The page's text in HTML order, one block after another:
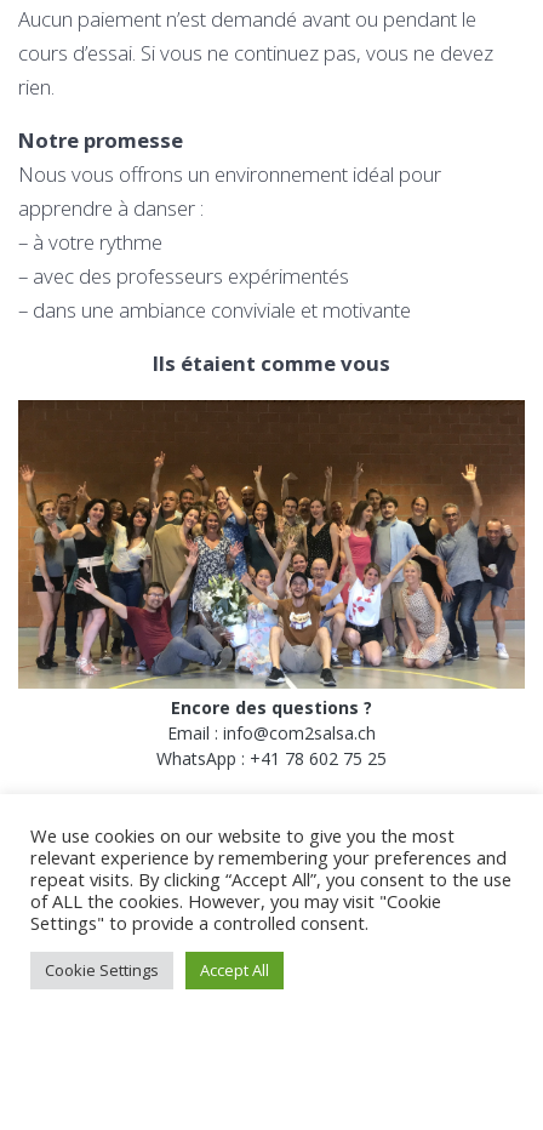
Aucun paiement n’est demandé avant ou pendant le
cours d’essai. Si vous ne continuez pas, vous ne devez
rien.
Notre promesse
Nous vous offrons un environnement idéal pour
apprendre à danser :
– à votre rythme
– avec des professeurs expérimentés
– dans une ambiance conviviale et motivante
Ils étaient comme vous
Encore des questions ?
Email : info@com2salsa.ch
WhatsApp : +41 78 602 75 25
We use cookies on our website to give you the most
relevant experience by remembering your preferences and
repeat visits. By clicking “Accept All”, you consent to the use
of ALL the cookies. However, you may visit "Cookie
Settings" to provide a controlled consent.
Cookie Settings Accept All